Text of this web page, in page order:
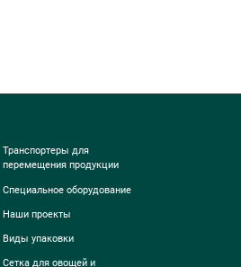
Транспортеры для
перемещения продукции
Специальное оборудование
Наши проекты
Виды упаковки
Сетка для овощей и